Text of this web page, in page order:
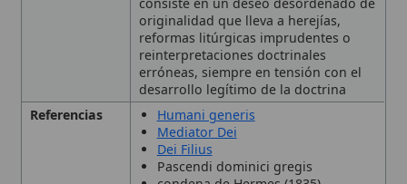
Humani generis
Mediator Dei
Dei Filius
Pascendi dominici gregis
condena de Hermes (1835).
Eclesiástica
Magisterio de la Iglesia; Papas Pío XII,
Pablo VI, Pío X
Identificado en la Iglesia católica del
siglo XX, citado en encíclicas como
Humani generis (1950) y Mediator Dei